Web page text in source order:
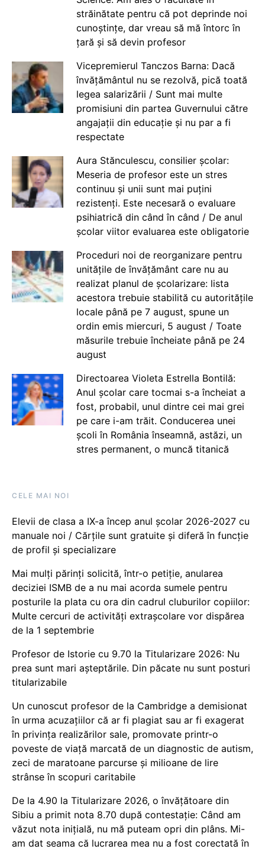
străinătate pentru că pot deprinde noi
cunoștințe, dar vreau să mă întorc în
țară și să devin profesor
Vicepremierul Tanczos Barna: Dacă
învățământul nu se rezolvă, pică toată
legea salarizării / Sunt mai multe
promisiuni din partea Guvernului către
angajații din educație și nu par a fi
respectate
Aura Stănculescu, consilier școlar:
Meseria de profesor este un stres
continuu și unii sunt mai puțini
rezistenți. Este necesară o evaluare
psihiatrică din când în când / De anul
școlar viitor evaluarea este obligatorie
Proceduri noi de reorganizare pentru
unitățile de învățământ care nu au
realizat planul de școlarizare: lista
acestora trebuie stabilită cu autoritățile
locale până pe 7 august, spune un
ordin emis miercuri, 5 august / Toate
măsurile trebuie încheiate până pe 24
august
Directoarea Violeta Estrella Bontilă:
Anul școlar care tocmai s-a încheiat a
fost, probabil, unul dintre cei mai grei
pe care i-am trăit. Conducerea unei
școli în România înseamnă, astăzi, un
stres permanent, o muncă titanică
CELE MAI NOI
Elevii de clasa a IX-a încep anul școlar 2026-2027 cu
manuale noi / Cărțile sunt gratuite și diferă în funcție
de profil și specializare
Mai mulți părinți solicită, într-o petiție, anularea
deciziei ISMB de a nu mai acorda sumele pentru
posturile la plata cu ora din cadrul cluburilor copiilor:
Multe cercuri de activități extrașcolare vor dispărea
de la 1 septembrie
Profesor de Istorie cu 9.70 la Titularizare 2026: Nu
prea sunt mari așteptările. Din păcate nu sunt posturi
titularizabile
Un cunoscut profesor de la Cambridge a demisionat
în urma acuzațiilor că ar fi plagiat sau ar fi exagerat
în privința realizărilor sale, promovate printr-o
poveste de viață marcată de un diagnostic de autism,
zeci de maratoane parcurse și milioane de lire
strânse în scopuri caritabile
De la 4.90 la Titularizare 2026, o învățătoare din
Sibiu a primit nota 8.70 după contestație: Când am
văzut nota inițială, nu mă puteam opri din plâns. Mi-
am dat seama că lucrarea mea nu a fost corectată în